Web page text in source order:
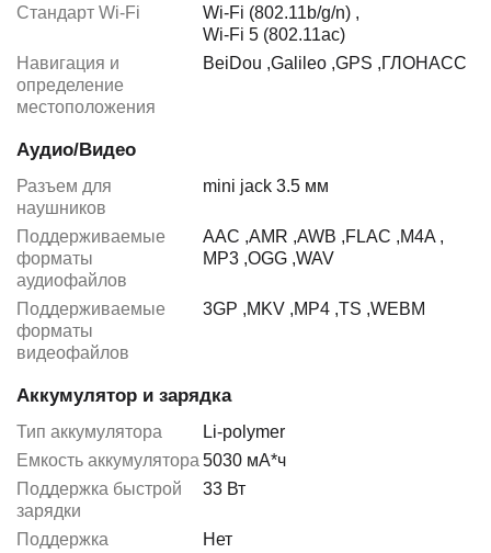
Стандарт Wi-Fi
Wi-Fi (802.11b/g/n) ,
Wi-Fi 5 (802.11ac)
Навигация и
определение
местоположения
BeiDou ,Galileo ,GPS ,ГЛОНАСС
Аудио/Видео
Разъем для
наушников
mini jack 3.5 мм
Поддерживаемые
форматы
аудиофайлов
AAC ,AMR ,AWB ,FLAC ,M4A ,
MP3 ,OGG ,WAV
Поддерживаемые
форматы
видеофайлов
3GP ,MKV ,MP4 ,TS ,WEBM
Аккумулятор и зарядка
Тип аккумулятора
Li-polymer
Емкость аккумулятора 5030 мА*ч
Поддержка быстрой
зарядки
33 Вт
Поддержка
Нет